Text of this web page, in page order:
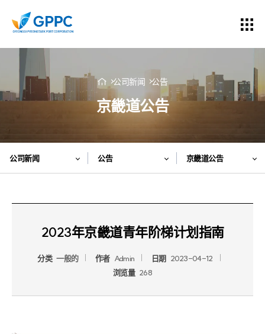
公司新闻 公告
京畿道公告
公司新闻 公告 京畿道公告
2023年京畿道青年阶梯计划指南
分类 一般的 作者 Admin 日期 2023-04-12
浏览量 268